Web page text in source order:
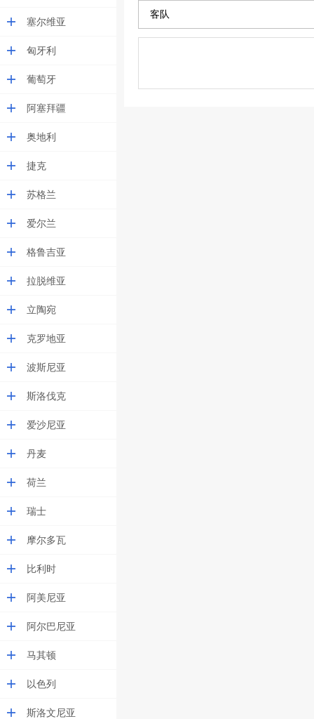
塞尔维亚
匈牙利
葡萄牙
阿塞拜疆
奥地利
捷克
苏格兰
爱尔兰
格鲁吉亚
拉脱维亚
立陶宛
克罗地亚
波斯尼亚
斯洛伐克
爱沙尼亚
丹麦
荷兰
瑞士
摩尔多瓦
比利时
阿美尼亚
阿尔巴尼亚
马其顿
以色列
斯洛文尼亚
客队